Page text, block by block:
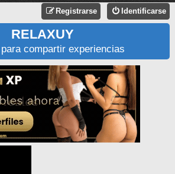
Identificarse
Registrarse
RELAXUY
compartir experiencias